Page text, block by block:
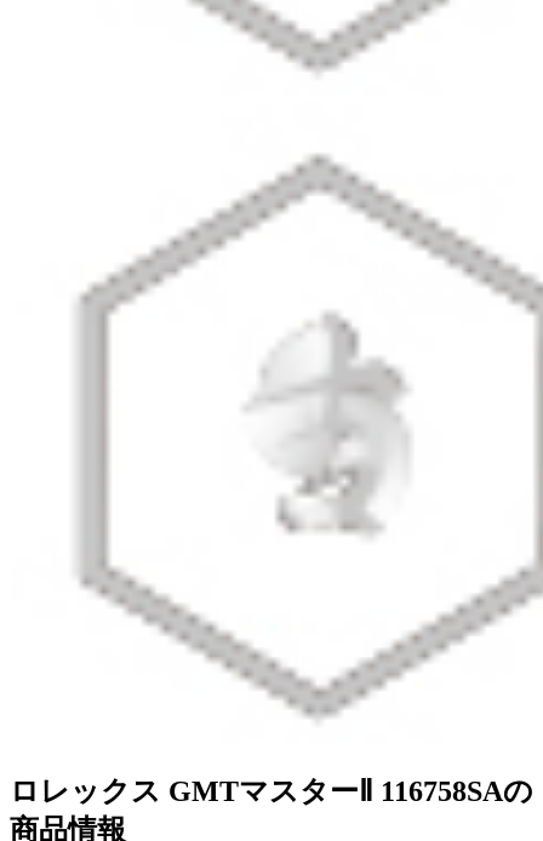
ロレックス GMTマスターⅡ 116758SAの
商品情報